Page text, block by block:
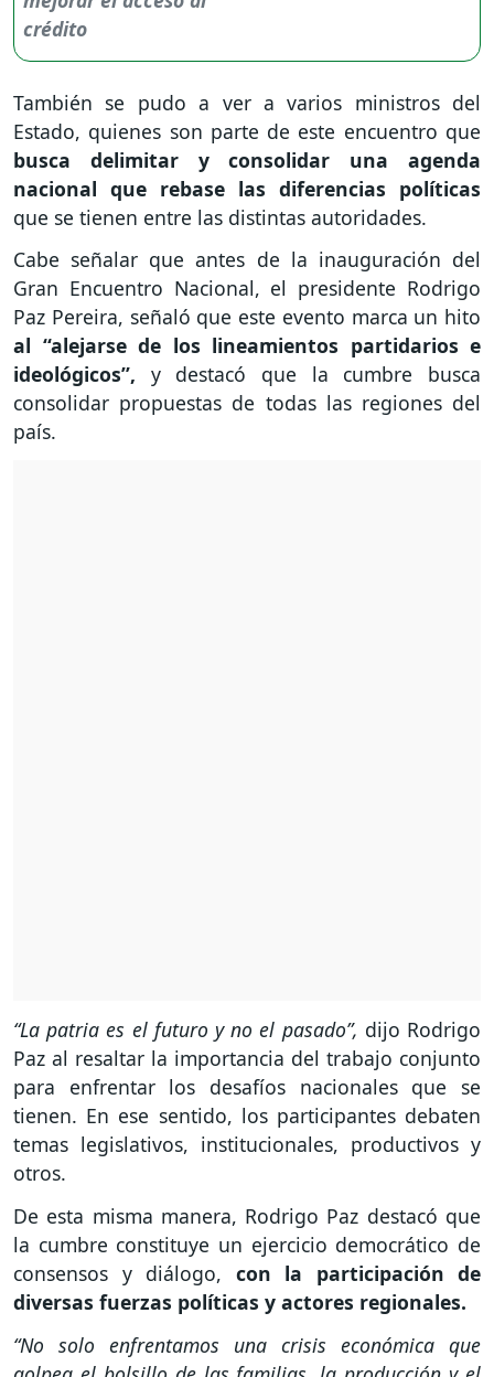
También se pudo a ver a varios ministros del
Estado, quienes son parte de este encuentro que
busca delimitar y consolidar una agenda
nacional que rebase las diferencias políticas
que se tienen entre las distintas autoridades.
Cabe señalar que antes de la inauguración del
Gran Encuentro Nacional, el presidente Rodrigo
Paz Pereira, señaló que este evento marca un hito
al “alejarse de los lineamientos partidarios e
ideológicos”, y destacó que la cumbre busca
consolidar propuestas de todas las regiones del
país.
“La patria es el futuro y no el pasado”, dijo Rodrigo
Paz al resaltar la importancia del trabajo conjunto
para enfrentar los desafíos nacionales que se
tienen. En ese sentido, los participantes debaten
temas legislativos, institucionales, productivos y
otros.
De esta misma manera, Rodrigo Paz destacó que
la cumbre constituye un ejercicio democrático de
consensos y diálogo, con la participación de
diversas fuerzas políticas y actores regionales.
“No solo enfrentamos una crisis económica que